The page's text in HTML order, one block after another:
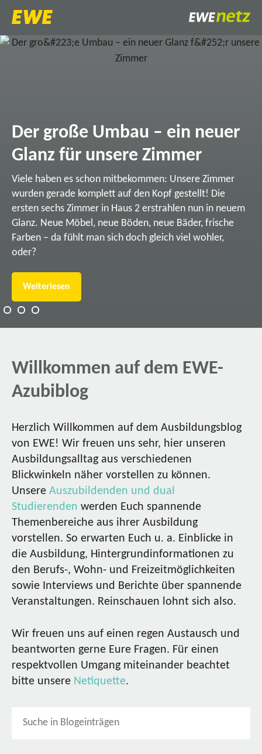
Der große Umbau – ein neuer
Glanz für unsere Zimmer
Viele haben es schon mitbekommen: Unsere Zimmer
wurden gerade komplett auf den Kopf gestellt! Die
ersten sechs Zimmer in Haus 2 erstrahlen nun in neuem
Glanz. Neue Möbel, neue Böden, neue Bäder, frische
Farben – da fühlt man sich doch gleich viel wohler,
oder?
Weiterlesen
Willkommen auf dem EWE-
Azubiblog
Herzlich Willkommen auf dem Ausbildungsblog
von EWE! Wir freuen uns sehr, hier unseren
Ausbildungsalltag aus verschiedenen
Blickwinkeln näher vorstellen zu können.
Unsere Auszubildenden und dual
Studierenden werden Euch spannende
Themenbereiche aus ihrer Ausbildung
vorstellen. So erwarten Euch u. a. Einblicke in
die Ausbildung, Hintergrundinformationen zu
den Berufs-, Wohn- und Freizeitmöglichkeiten
sowie Interviews und Berichte über spannende
Veranstaltungen. Reinschauen lohnt sich also.
Wir freuen uns auf einen regen Austausch und
beantworten gerne Eure Fragen. Für einen
respektvollen Umgang miteinander beachtet
bitte unsere Netiquette.